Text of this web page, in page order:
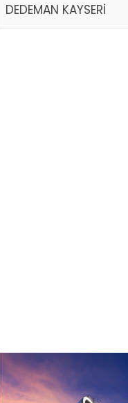
DEDEMAN KAYSERİ